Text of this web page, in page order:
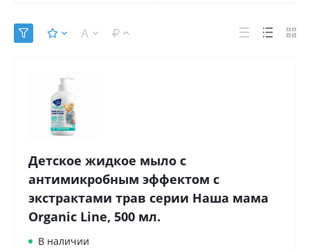
Детское жидкое мыло с
антимикробным эффектом с
экстрактами трав серии Наша мама
Organic Line, 500 мл.
В наличии